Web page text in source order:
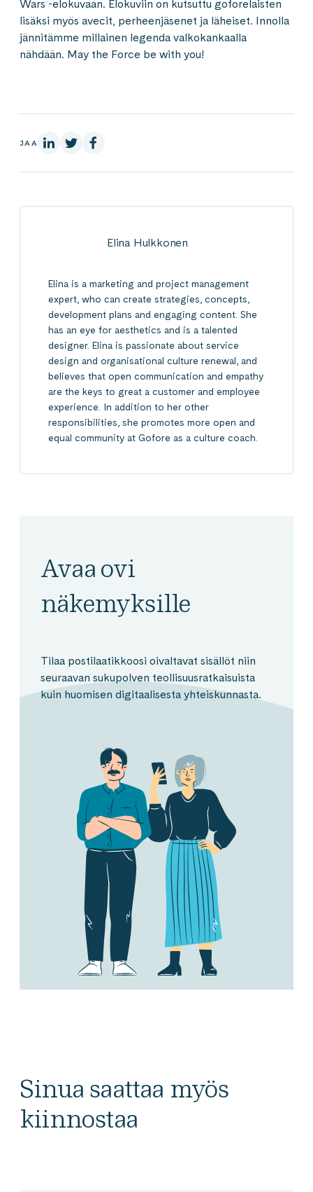
Wars -elokuvaan. Elokuviin on kutsuttu goforelaisten
lisäksi myös avecit, perheenjäsenet ja läheiset. Innolla
jännitämme millainen legenda valkokankaalla
nähdään. May the Force be with you!
JAA LinkedInissä
X:ssäFacebookissa
Elina Hulkkonen
Elina is a marketing and project management
expert, who can create strategies, concepts,
development plans and engaging content. She
has an eye for aesthetics and is a talented
designer. Elina is passionate about service
design and organisational culture renewal, and
believes that open communication and empathy
are the keys to great a customer and employee
experience. In addition to her other
responsibilities, she promotes more open and
equal community at Gofore as a culture coach.
Avaa ovi
näkemyksille
Tilaa postilaatikkoosi oivaltavat sisällöt niin
seuraavan sukupolven teollisuusratkaisuista
kuin huomisen digitaalisesta yhteiskunnasta.
Sinua saattaa myös
kiinnostaa